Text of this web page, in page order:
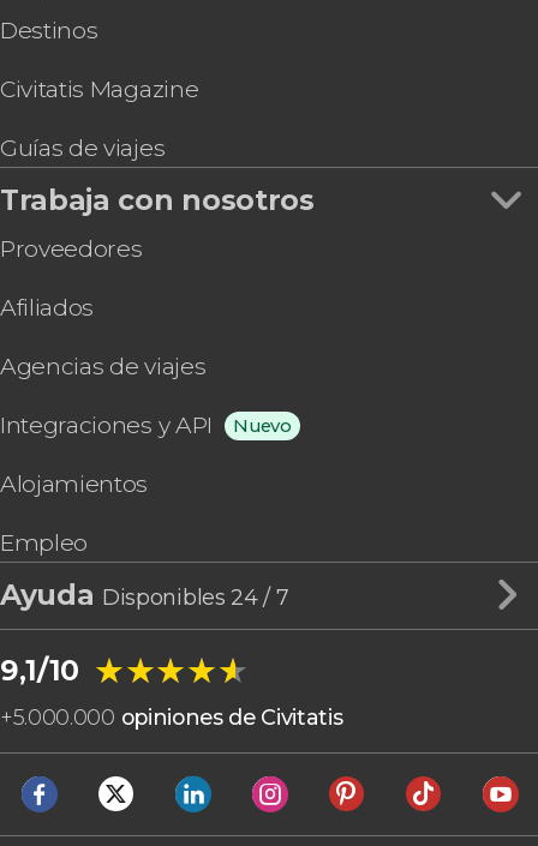
Destinos
Civitatis Magazine
Guías de viajes
Trabaja con nosotros
Proveedores
Afiliados
Agencias de viajes
Integraciones y API Nuevo
Alojamientos
Empleo
Ayuda Disponibles 24 / 7
9,1/10 ★★★★★
★★★★★
+5.000.000 opiniones de Civitatis